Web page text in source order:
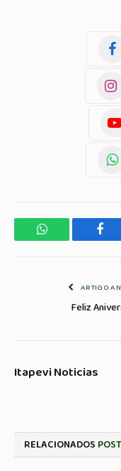
WhatsApp
ARTIGO
Feliz
Itapevi Noticias
RELACIONADOS